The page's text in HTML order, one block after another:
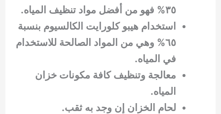
٣٥% فهو من أفضل مواد تنظيف المياه.
استخدام هيبو كلورايت الكالسيوم بنسبة
٦٥% وهي من المواد الصالحة للاستخدام
في المياه.
معالجة وتنظيف كافة مكونات خزان
المياه.
لحام الخزان إن وجد به ثقب.